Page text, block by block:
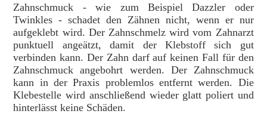
Zahnschmuck - wie zum Beispiel Dazzler oder
Twinkles - schadet den Zähnen nicht, wenn er nur
aufgeklebt wird. Der Zahnschmelz wird vom Zahnarzt
punktuell angeätzt, damit der Klebstoff sich gut
verbinden kann. Der Zahn darf auf keinen Fall für den
Zahnschmuck angebohrt werden. Der Zahnschmuck
kann in der Praxis problemlos entfernt werden. Die
Klebestelle wird anschließend wieder glatt poliert und
hinterlässt keine Schäden.